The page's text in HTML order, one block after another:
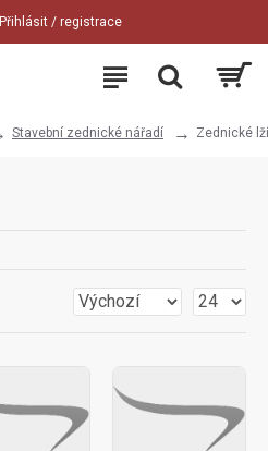
Přihlásit / registrace
Stavební zednické nářadí Zednické